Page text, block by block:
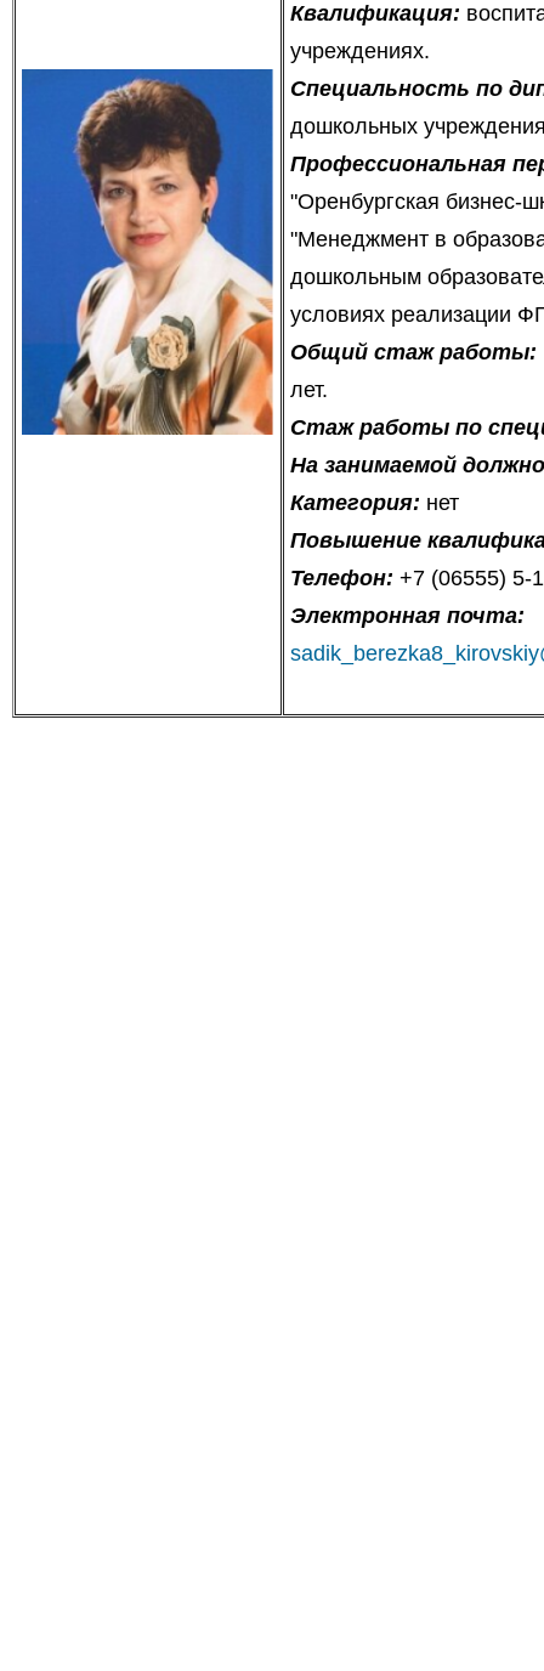
Квалификация:
учреждениях.
Специальность по
дошкольных
Профессиональная
"Оренбургская бизнес-
"Менеджмент в
дошкольным
условиях реализации
Общий стаж работы:
лет.
Стаж работы по
На занимаемой
Категория: нет
Повышение
Телефон: +7 (06555) 5-
Электронная почта: